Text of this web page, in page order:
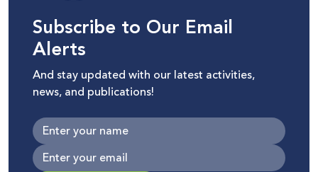
Subscribe to Our Email
Alerts
And stay updated with our latest activities,
news, and publications!